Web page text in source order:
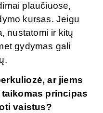
plaučiuose,
kursas. Jeigu
nustatomi ir kitų
gydymas gali
ar jiems
principas
vaistus?